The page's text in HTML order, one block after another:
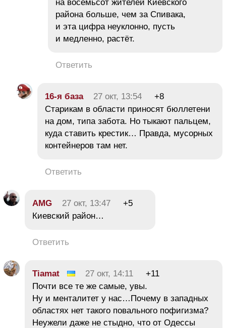
на восемьсот жителей Киевского
района больше, чем за Спивака,
и эта цифра неуклонно, пусть
и медленно, растёт.
Ответить
16-я база 27 окт, 13:54
+8
Старикам в области приносят бюллетени
на дом, типа забота. Но тыкают пальцем,
куда ставить крестик… Правда, мусорных
контейнеров там нет.
Ответить
AMG 27 окт, 13:47
+5
Киевский район…
Ответить
Tiamat 27 окт, 14:11
+11
Почти все те же самые, увы.
Ну и менталитет у нас…Почему в западных
областях нет такого повального пофигизма?
Неужели даже не стыдно, что от Одессы